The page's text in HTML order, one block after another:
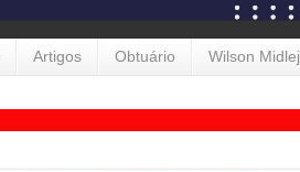
Artigos Obtuário Wilson Midlej